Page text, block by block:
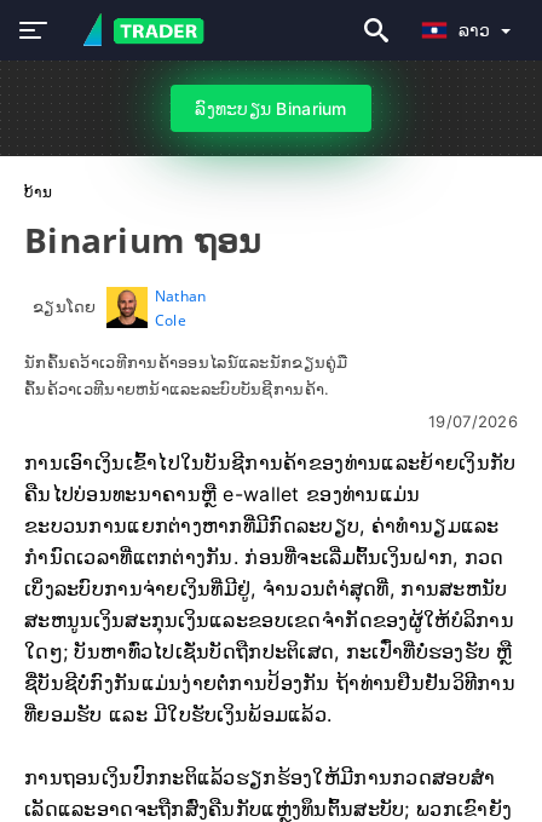
ລາວ
ລົງທະບຽນ Binarium
ບ້ານ
Binarium ຖອນ
ຂຽນໂດຍ
Nathan
Cole
ນັກຄົ້ນຄວ້າເວທີການຄ້າອອນໄລນ໌ແລະນັກຂຽນຄູ່ມື
ຄົ້ນຄ້ວາເວທີນາຍຫນ້າແລະລະບົບບັນຊີການຄ້າ.
19/07/2026
ການເອົາເງິນເຂົ້າໄປໃນບັນຊີການຄ້າຂອງທ່ານແລະຍ້າຍເງິນກັບ
ຄືນໄປບ່ອນທະນາຄານຫຼື e-wallet ຂອງທ່ານແມ່ນ
ຂະບວນການແຍກຕ່າງຫາກທີ່ມີກົດລະບຽບ, ຄ່າທໍານຽມແລະ
ກໍານົດເວລາທີ່ແຕກຕ່າງກັນ. ກ່ອນທີ່ຈະເລີ່ມຕົ້ນເງິນຝາກ, ກວດ
ເບິ່ງລະບົບການຈ່າຍເງິນທີ່ມີຢູ່, ຈໍານວນຕໍາ່ສຸດທີ່, ການສະຫນັບ
ສະຫນູນເງິນສະກຸນເງິນແລະຂອບເຂດຈໍາກັດຂອງຜູ້ໃຫ້ບໍລິການ
ໃດໆ; ບັນຫາທົ່ວໄປເຊັ່ນບັດຖືກປະຕິເສດ, ກະເປົ໋າທີ່ບໍ່ຮອງຮັບ ຫຼື
ຊື່ບັນຊີບໍ່ກົງກັນແມ່ນງ່າຍຕໍ່ການປ້ອງກັນ ຖ້າທ່ານຢືນຢັນວິທີການ
ທີ່ຍອມຮັບ ແລະ ມີໃບຮັບເງິນພ້ອມແລ້ວ.
ການຖອນເງິນປົກກະຕິແລ້ວຮຽກຮ້ອງໃຫ້ມີການກວດສອບສໍາ
ເລັດແລະອາດຈະຖືກສົ່ງຄືນກັບແຫຼ່ງທຶນຕົ້ນສະບັບ; ພວກເຂົາຍັງ